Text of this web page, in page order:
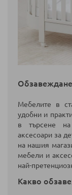
Обзавеждане
Мебелите в
удобни и
в търсене
аксесоари за
на нашия
мебели и
най-
Какво